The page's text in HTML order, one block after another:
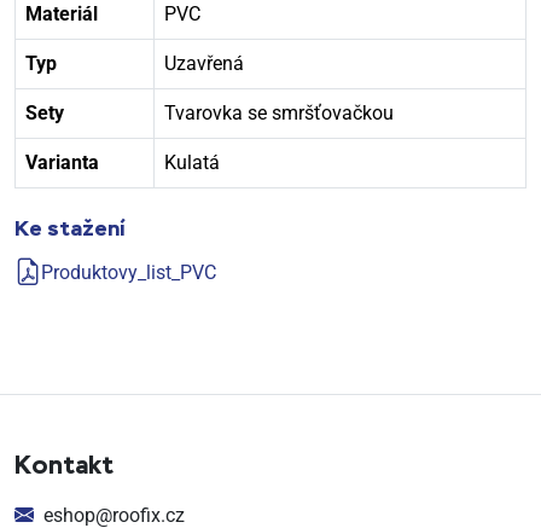
Materiál PVC
Typ Uzavřená
Sety Tvarovka se smršťovačkou
Varianta Kulatá
Ke stažení
Produktovy_list_PVC
Kontakt
eshop@roofix.cz